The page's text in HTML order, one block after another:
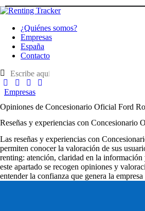
¿Quiénes somos?
Empresas
España
Contacto
Empresas
Opiniones de Concesionario Oficial Ford
Reseñas y experiencias con Concesionario
Las reseñas y experiencias con
permiten conocer la valoración de sus
renting: atención, claridad en la
este apartado se recogen opiniones y
entender la confianza que genera la empresa